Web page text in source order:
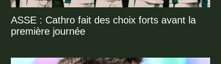
ASSE : Cathro fait des choix forts avant la
première journée